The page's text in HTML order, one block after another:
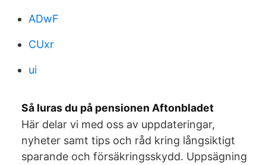
ADwF
CUxr
ui
Så luras du på pensionen Aftonbladet
Här delar vi med oss av uppdateringar,
nyheter samt tips och råd kring långsiktigt
sparande och försäkringsskydd. Uppsägning